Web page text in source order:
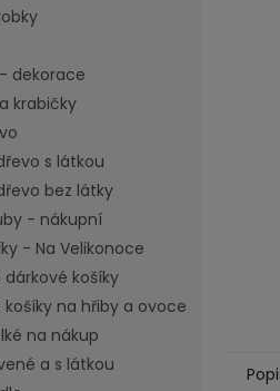
dekorace
krabičky
s látkou
bez látky
- nákupní
- Na Velikonoce
dárkové košíky
košíky na hřiby a ovoce
na nákup
a s látkou